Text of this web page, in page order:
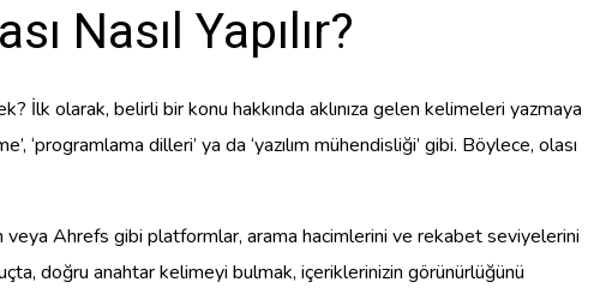
Nasıl Yapılır?
İlk olarak, belirli bir konu hakkında aklınıza gelen kelimeleri yazmaya
‘programlama dilleri’ ya da ‘yazılım mühendisliği’ gibi. Böylece, olası
veya Ahrefs gibi platformlar, arama hacimlerini ve rekabet seviyelerini
doğru anahtar kelimeyi bulmak, içeriklerinizin görünürlüğünü